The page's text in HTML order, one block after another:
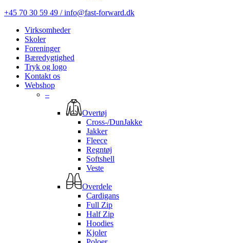
+45 70 30 59 49 / info@fast-forward.dk
Virksomheder
Skoler
Foreninger
Bæredygtighed
Tryk og logo
Kontakt os
Webshop
–
Overtøj
Cross-/DunJakke
Jakker
Fleece
Regntøj
Softshell
Veste
Overdele
Cardigans
Full Zip
Half Zip
Hoodies
Kjoler